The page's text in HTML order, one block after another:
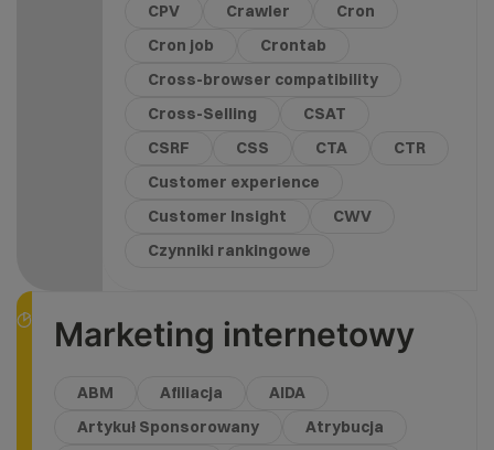
CPV
Crawler
Cron
Cron job
Crontab
Cross-browser compatibility
Cross-Selling
CSAT
CSRF
CSS CTA
CTR
Customer experience
Customer Insight
CWV
Czynniki rankingowe
Marketing internetowy
ABM Afiliacja
AIDA
Artykuł Sponsorowany
Atrybucja